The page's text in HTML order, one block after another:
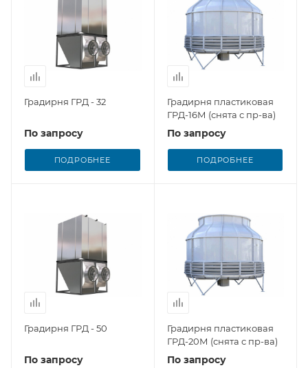
Градирня ГРД - 32
По запросу
ПОДРОБНЕЕ
Градирня пластиковая
ГРД-16М (снята с пр-ва)
По запросу
ПОДРОБНЕЕ
Градирня ГРД - 50
По запросу
Градирня пластиковая
ГРД-20М (снята с пр-ва)
По запросу